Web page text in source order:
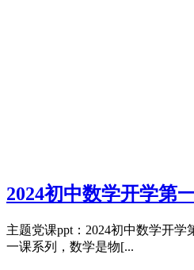
2024初中数学开学第
主题党课ppt：2024初中数学开
一课系列，数学是物[...